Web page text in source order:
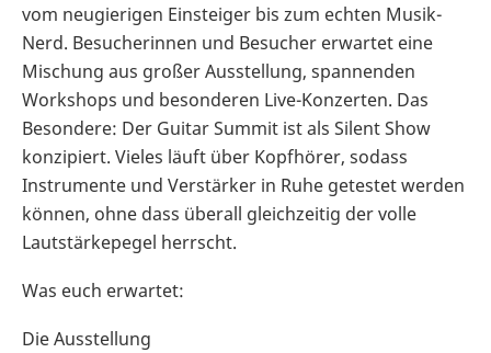
vom neugierigen Einsteiger bis zum echten Musik-
Nerd. Besucherinnen und Besucher erwartet eine
Mischung aus großer Ausstellung, spannenden
Workshops und besonderen Live-Konzerten. Das
Besondere: Der Guitar Summit ist als Silent Show
konzipiert. Vieles läuft über Kopfhörer, sodass
Instrumente und Verstärker in Ruhe getestet werden
können, ohne dass überall gleichzeitig der volle
Lautstärkepegel herrscht.
Was euch erwartet:
Die Ausstellung